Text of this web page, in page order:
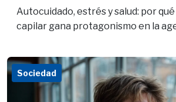
Autocuidado, estrés y salud: por
capilar gana protagonismo en la
Sociedad